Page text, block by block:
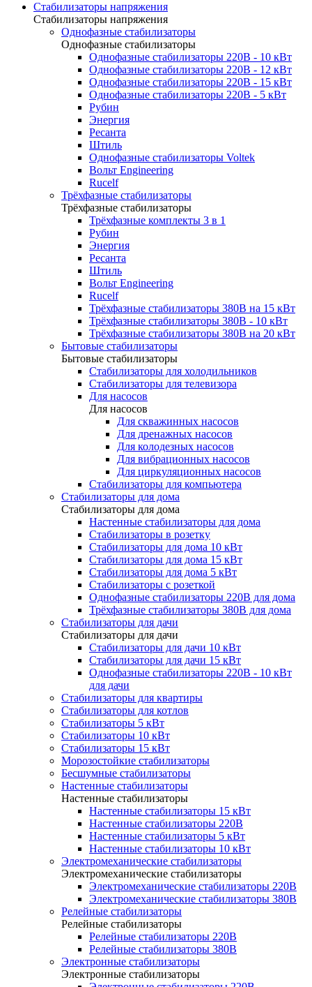
Стабилизаторы напряжения
Стабилизаторы напряжения
Однофазные стабилизаторы
Однофазные стабилизаторы
Однофазные стабилизаторы 220В - 10 кВт
Однофазные стабилизаторы 220В - 12 кВт
Однофазные стабилизаторы 220В - 15 кВт
Однофазные стабилизаторы 220В - 5 кВт
Рубин
Энергия
Ресанта
Штиль
Однофазные стабилизаторы Voltek
Вольт Engineering
Rucelf
Трёхфазные стабилизаторы
Трёхфазные стабилизаторы
Трёхфазные комплекты 3 в 1
Рубин
Энергия
Ресанта
Штиль
Вольт Engineering
Rucelf
Трёхфазные стабилизаторы 380В на 15 кВт
Трёхфазные стабилизаторы 380В - 10 кВт
Трёхфазные стабилизаторы 380В на 20 кВт
Бытовые стабилизаторы
Бытовые стабилизаторы
Стабилизаторы для холодильников
Стабилизаторы для телевизора
Для насосов
Для насосов
Для скважинных насосов
Для дренажных насосов
Для колодезных насосов
Для вибрационных насосов
Для циркуляционных насосов
Стабилизаторы для компьютера
Стабилизаторы для дома
Стабилизаторы для дома
Настенные стабилизаторы для дома
Стабилизаторы в розетку
Стабилизаторы для дома 10 кВт
Стабилизаторы для дома 15 кВт
Стабилизаторы для дома 5 кВт
Стабилизаторы с розеткой
Однофазные стабилизаторы 220В для дома
Трёхфазные стабилизаторы 380В для дома
Стабилизаторы для дачи
Стабилизаторы для дачи
Стабилизаторы для дачи 10 кВт
Стабилизаторы для дачи 15 кВт
Однофазные стабилизаторы 220В - 10 кВт
для дачи
Стабилизаторы для квартиры
Стабилизаторы для котлов
Стабилизаторы 5 кВт
Стабилизаторы 10 кВт
Стабилизаторы 15 кВт
Морозостойкие стабилизаторы
Бесшумные стабилизаторы
Настенные стабилизаторы
Настенные стабилизаторы
Настенные стабилизаторы 15 кВт
Настенные стабилизаторы 220В
Настенные стабилизаторы 5 кВт
Настенные стабилизаторы 10 кВт
Электромеханические стабилизаторы
Электромеханические стабилизаторы
Электромеханические стабилизаторы 220В
Электромеханические стабилизаторы 380В
Релейные стабилизаторы
Релейные стабилизаторы
Релейные стабилизаторы 220В
Релейные стабилизаторы 380В
Электронные стабилизаторы
Электронные стабилизаторы